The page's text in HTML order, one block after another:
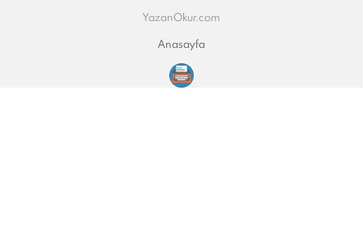
YazanOkur.com
Anasayfa